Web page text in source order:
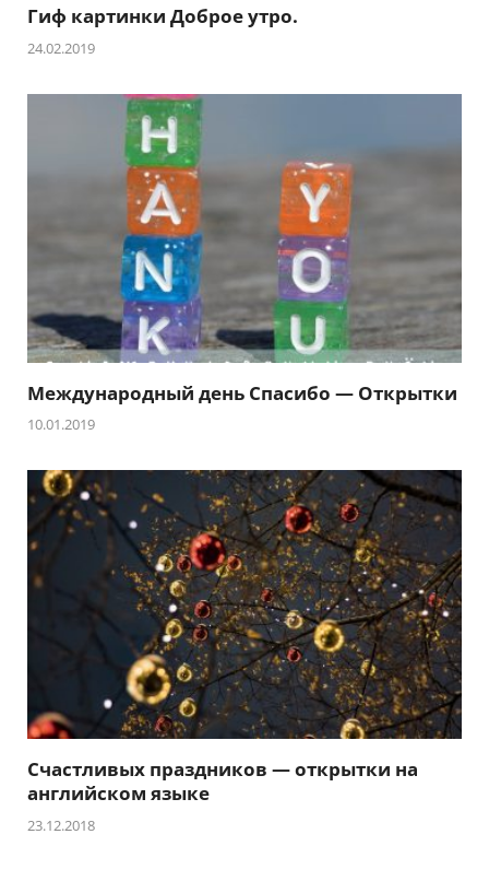
Гиф картинки Доброе утро.
24.02.2019
Международный день Спасибо — Открытки
10.01.2019
Счастливых праздников — открытки на
английском языке
23.12.2018